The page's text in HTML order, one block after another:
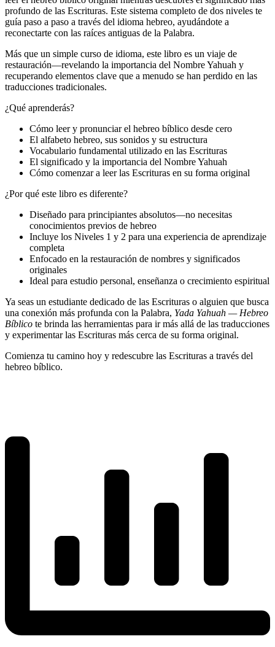
profundo de las Escrituras. Este sistema completo de dos niveles te
guía paso a paso a través del idioma hebreo, ayudándote a
reconectarte con las raíces antiguas de la Palabra.
Más que un simple curso de idioma, este libro es un viaje de
restauración—revelando la importancia del Nombre Yahuah y
recuperando elementos clave que a menudo se han perdido en las
traducciones tradicionales.
¿Qué aprenderás?
Cómo leer y pronunciar el hebreo bíblico desde cero
El alfabeto hebreo, sus sonidos y su estructura
Vocabulario fundamental utilizado en las Escrituras
El significado y la importancia del Nombre Yahuah
Cómo comenzar a leer las Escrituras en su forma original
¿Por qué este libro es diferente?
Diseñado para principiantes absolutos—no necesitas
conocimientos previos de hebreo
Incluye los Niveles 1 y 2 para una experiencia de aprendizaje
completa
Enfocado en la restauración de nombres y significados
originales
Ideal para estudio personal, enseñanza o crecimiento espiritual
Ya seas un estudiante dedicado de las Escrituras o alguien que busca
una conexión más profunda con la Palabra, Yada Yahuah — Hebreo
Bíblico te brinda las herramientas para ir más allá de las traducciones
y experimentar las Escrituras más cerca de su forma original.
Comienza tu camino hoy y redescubre las Escrituras a través del
hebreo bíblico.